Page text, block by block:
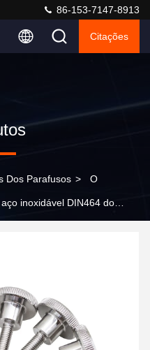
86-153-7147-8913
Citações
Dos Parafusos > O
inoxidável DIN464 do